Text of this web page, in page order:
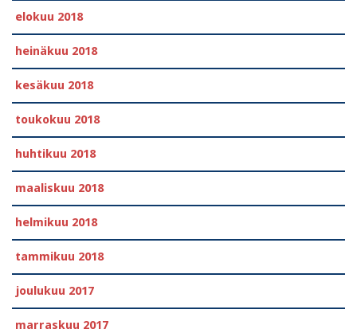
elokuu 2018
heinäkuu 2018
kesäkuu 2018
toukokuu 2018
huhtikuu 2018
maaliskuu 2018
helmikuu 2018
tammikuu 2018
joulukuu 2017
marraskuu 2017